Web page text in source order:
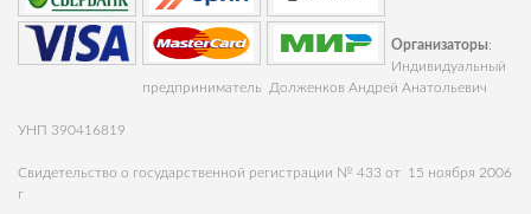
Организаторы:
Индивидуальный
предприниматель Долженков Андрей Анатольевич
УНП 390416819
Свидетельство о государственной регистрации № 433 от 15 ноября 2006
г